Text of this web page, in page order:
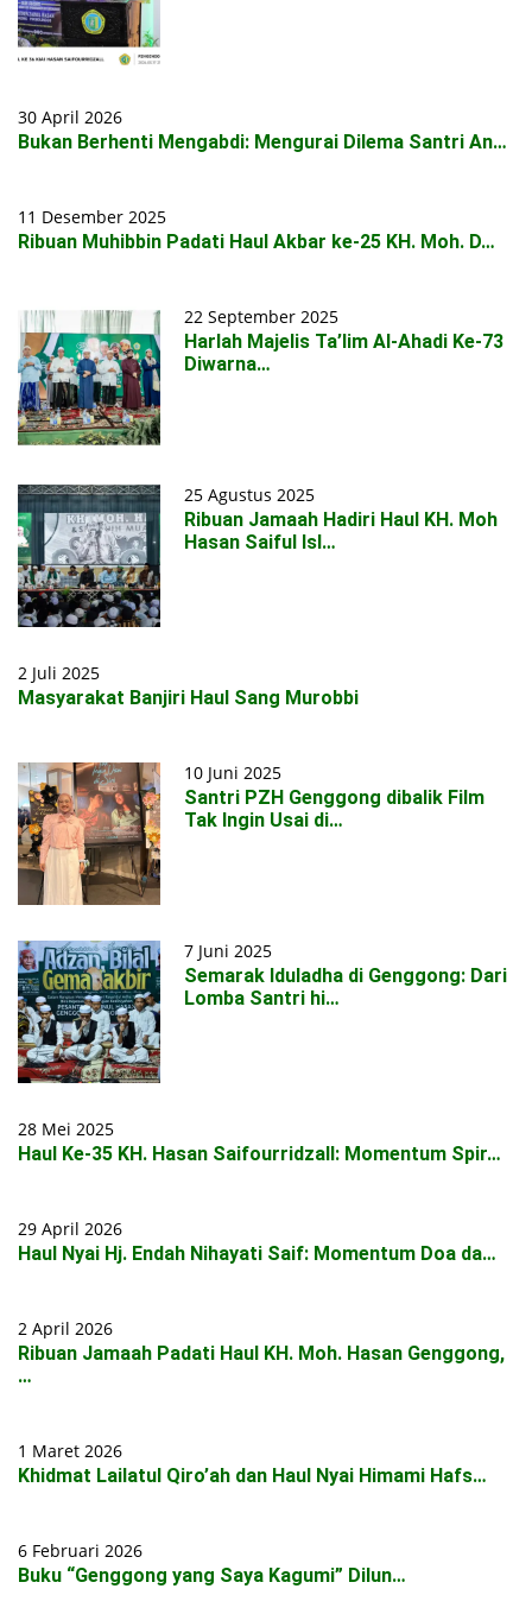
30 April 2026
Bukan Berhenti Mengabdi: Mengurai Dilema Santri An…
11 Desember 2025
Ribuan Muhibbin Padati Haul Akbar ke-25 KH. Moh. D…
22 September 2025
Harlah Majelis Ta’lim Al-Ahadi Ke-73
Diwarna…
25 Agustus 2025
Ribuan Jamaah Hadiri Haul KH. Moh
Hasan Saiful Isl…
2 Juli 2025
Masyarakat Banjiri Haul Sang Murobbi
10 Juni 2025
Santri PZH Genggong dibalik Film
Tak Ingin Usai di…
7 Juni 2025
Semarak Iduladha di Genggong: Dari
Lomba Santri hi…
28 Mei 2025
Haul Ke-35 KH. Hasan Saifourridzall: Momentum Spir…
29 April 2026
Haul Nyai Hj. Endah Nihayati Saif: Momentum Doa da…
2 April 2026
Ribuan Jamaah Padati Haul KH. Moh. Hasan Genggong,
…
1 Maret 2026
Khidmat Lailatul Qiro’ah dan Haul Nyai Himami Hafs…
6 Februari 2026
Buku “Genggong yang Saya Kagumi” Dilun…